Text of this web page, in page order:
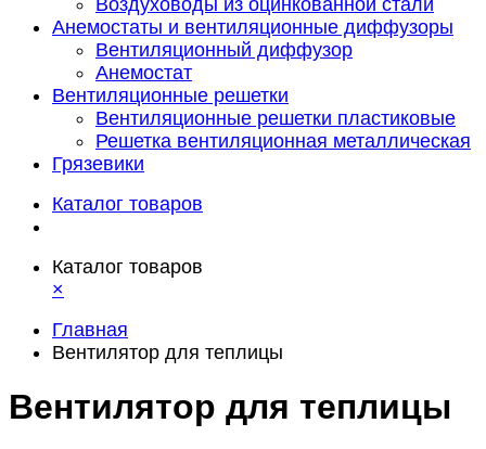
Воздуховоды из оцинкованной стали
Анемостаты и вентиляционные диффузоры
Вентиляционный диффузор
Анемостат
Вентиляционные решетки
Вентиляционные решетки пластиковые
Решетка вентиляционная металлическая
Грязевики
Каталог товаров
Каталог товаров
×
Главная
Вентилятор для теплицы
Вентилятор для теплицы